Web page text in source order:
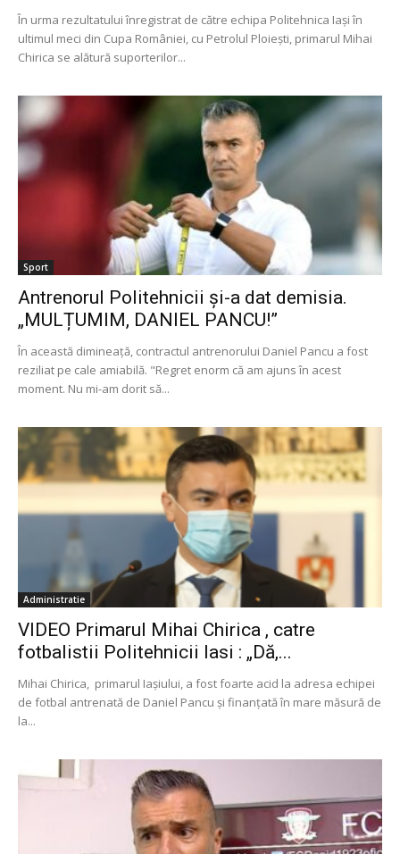
În urma rezultatului înregistrat de către echipa Politehnica Iaşi în
ultimul meci din Cupa României, cu Petrolul Ploiești, primarul Mihai
Chirica se alătură suporterilor...
Sport
Antrenorul Politehnicii și-a dat demisia.
„MULȚUMIM, DANIEL PANCU!”
În această dimineață, contractul antrenorului Daniel Pancu a fost
reziliat pe cale amiabilă. "Regret enorm că am ajuns în acest
moment. Nu mi-am dorit să...
Administratie
VIDEO Primarul Mihai Chirica , catre
fotbalistii Politehnicii Iasi : „Dă,...
Mihai Chirica, primarul Iașiului, a fost foarte acid la adresa echipei
de fotbal antrenată de Daniel Pancu și finanțată în mare măsură de
la...